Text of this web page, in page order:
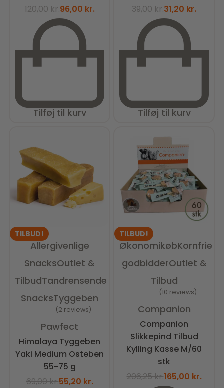
120,00kr.96,00 kr.
Tilføj til kurv
39,00kr.31,20 kr.
Tilføj til kurv
TILBUD!
Allergivenlige
SnacksOutlet &
TilbudTandrensende
SnacksTyggeben
2 reviews
Pawfect
Himalaya Tyggeben
Yaki Medium Osteben
55-75 g
69,00kr.55,20 kr.
TILBUD!
ØkonomikøbKornfrie
godbidderOutlet &
Tilbud
10 reviews
Companion
Companion
Slikkepind Tilbud
Kylling Kasse M/60
stk
206,25kr.165,00 kr.